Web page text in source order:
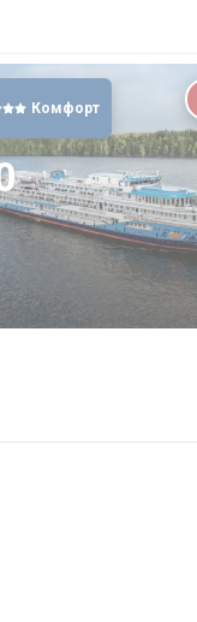
Комфорт